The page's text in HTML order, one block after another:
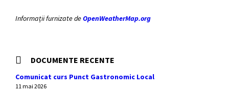
Informații furnizate deOpenWeatherMap.org
DOCUMENTE RECENTE
Comunicat curs Punct Gastronomic Local
11 mai 2026